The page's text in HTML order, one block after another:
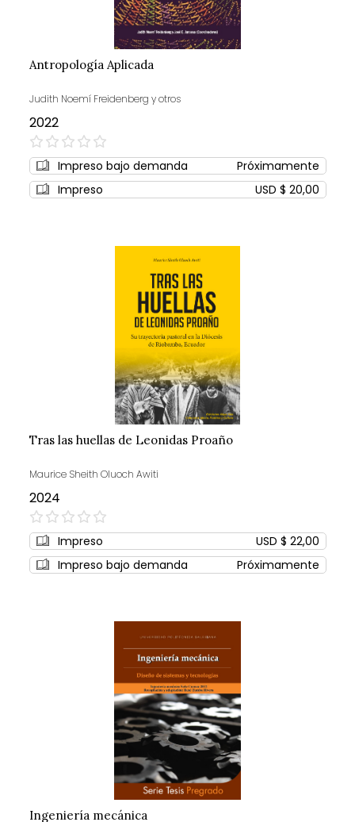
Antropología Aplicada
Judith Noemí Freidenberg y otros
2022
0%
Impreso bajo demanda
Próximamente
Impreso
USD $ 20,00
Tras las huellas de Leonidas Proaño
Maurice Sheith Oluoch Awiti
2024
0%
Impreso
USD $ 22,00
Impreso bajo demanda
Próximamente
Ingeniería mecánica